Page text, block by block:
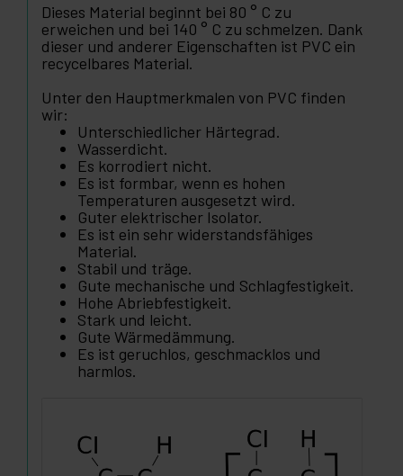
Dieses Material beginnt bei 80 ° C zu
erweichen und bei 140 ° C zu schmelzen. Dank
dieser und anderer Eigenschaften ist PVC ein
recycelbares Material.
Unter den Hauptmerkmalen von PVC finden
wir:
Unterschiedlicher Härtegrad.
Wasserdicht.
Es korrodiert nicht.
Es ist formbar, wenn es hohen
Temperaturen ausgesetzt wird.
Guter elektrischer Isolator.
Es ist ein sehr widerstandsfähiges
Material.
Stabil und träge.
Gute mechanische und Schlagfestigkeit.
Hohe Abriebfestigkeit.
Stark und leicht.
Gute Wärmedämmung.
Es ist geruchlos, geschmacklos und
harmlos.